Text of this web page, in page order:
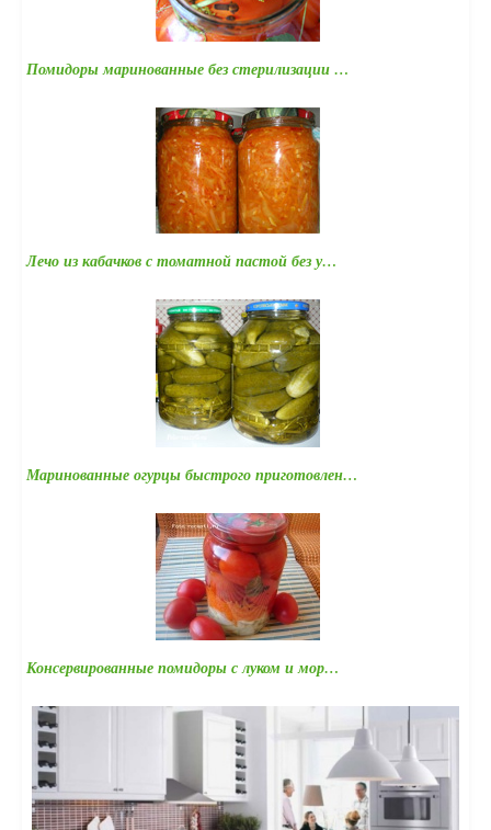
Помидоры маринованные без стерилизации …
Лечо из кабачков с томатной пастой без у…
Маринованные огурцы быстрого приготовлен…
Консервированные помидоры с луком и мор…